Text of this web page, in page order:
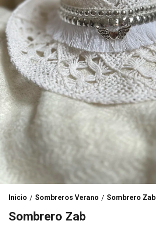
Inicio / Sombreros Verano / Sombrero Zab
Sombrero Zab